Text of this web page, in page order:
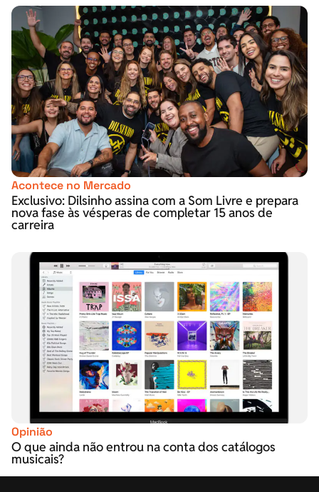
Acontece no Mercado
Exclusivo: Dilsinho assina com a Som Livre e prepara
nova fase às vésperas de completar 15 anos de
carreira
Opinião
O que ainda não entrou na conta dos catálogos
musicais?